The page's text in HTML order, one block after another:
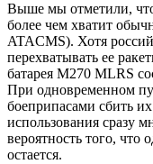
Выше мы отметили, что
более чем хватит
ATACMS). Хотя
перехватывать ее
батарея M270 MLRS
При одновременном
боеприпасами сбить
использования сразу
вероятность того, что
остается.